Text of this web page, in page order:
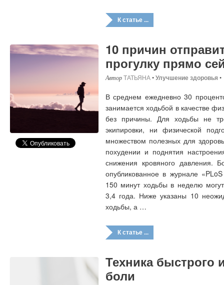
К статье ...
10 причин
прогулку прямо
ТАТЬЯНА•Улучшение здоровья •
В среднем ежедневно 30
занимается ходьбой в качестве
без причины. Для ходьбы не
экипировки, ни физической
множеством полезных для
похудении и поднятия
снижения кровяного давления.
опубликованное в журнале
150 минут ходьбы в неделю
3,4 года. Ниже указаны 10
ходьбы, а …
К статье ...
Техника быстрого
боли